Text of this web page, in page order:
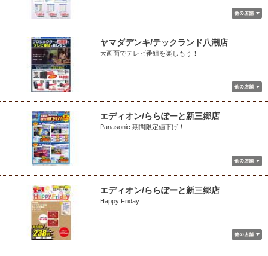
ヤマダデンキ/テックランド八潮店
大画面でテレビ番組を楽しもう！
エディオン/ららぽーと新三郷店
Panasonic 期間限定値下げ！
エディオン/ららぽーと新三郷店
Happy Friday